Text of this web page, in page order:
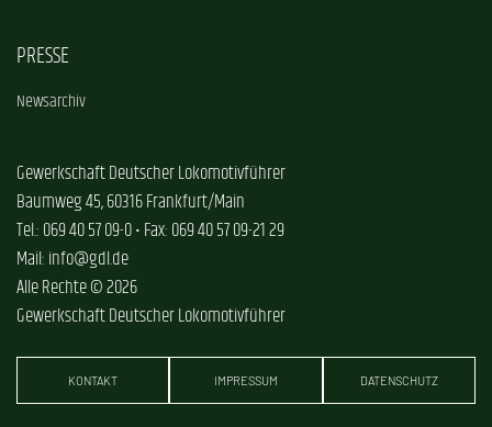
PRESSE
Newsarchiv
Gewerkschaft Deutscher Lokomotivführer
Baumweg 45, 60316 Frankfurt/Main
Tel.: 069 40 57 09-0 • Fax: 069 40 57 09-21 29
Mail: info@gdl.de
Alle Rechte © 2026
Gewerkschaft Deutscher Lokomotivführer
KONTAKT IMPRESSUM DATENSCHUTZ